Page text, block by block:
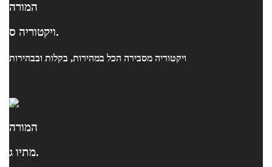
המורה
ויקטוריה ס.
ויקטוריה מסבירה הכל במהירות, בקלות ובבהירות
המורה
מתיו ג.